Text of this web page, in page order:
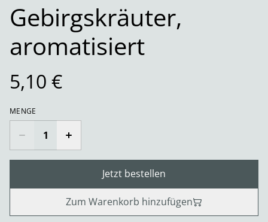
Gebirgskräuter,
aromatisiert
5,10 €
MENGE
Jetzt bestellen
Zum Warenkorb hinzufügen